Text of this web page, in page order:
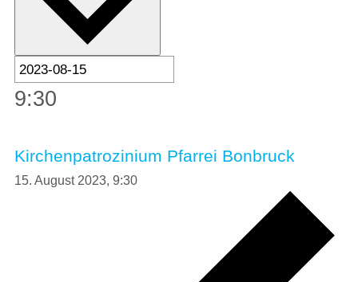
9:30
Kirchenpatrozinium Pfarrei Bonbruck
15. August 2023, 9:30